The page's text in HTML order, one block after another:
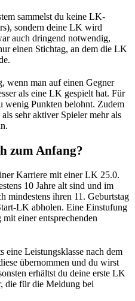
sammelst du keine LK-
sondern deine LK wird
auch dringend notwendig,
einen Stichtag, an dem die LK
wenn man auf einen Gegner
als eine LK gespielt hat. Für
wenig Punkten belohnt. Zudem
sehr aktiver Spieler mehr als
zum Anfang?
Karriere mit einer LK 25.0.
10 Jahre alt sind und im
mindestens ihren 11. Geburtstag
LK abholen. Eine Einstufung
einer entsprechenden
eine Leistungsklasse nach dem
übernommen und du wirst
erhältst du deine erste LK
die für die Meldung bei